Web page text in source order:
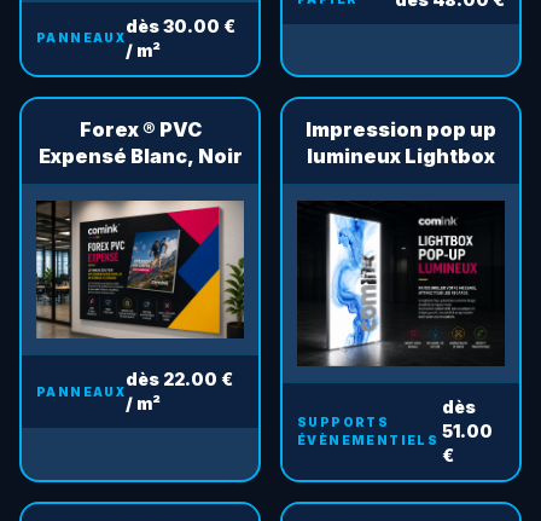
PANNEAUX
dès 30.00 €
/ m²
Forex ® PVC
Expensé Blanc, Noir
PANNEAUX
dès 22.00 €
/ m²
Impression pop up
lumineux Lightbox
SUPPORTS
ÉVÈNEMENTIELS
dès
51.00
€